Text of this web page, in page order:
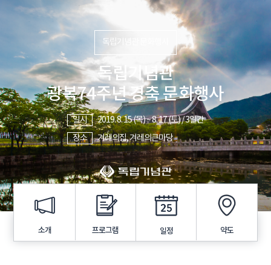
독립기념관 문화행사
독립기념관
광복74주년 경축 문화행사
일시
2019. 8. 15 (목) ~ 8. 17 (토) / 3일간
장소
겨레의집, 겨레의큰마당
소개 프로그램 일정 약도